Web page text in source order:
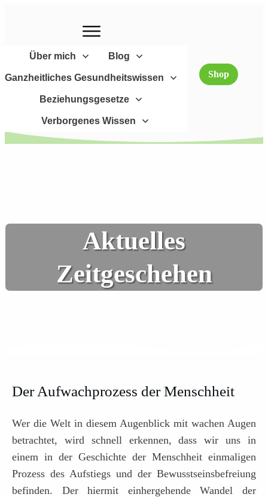
Über mich Blog
Ganzheitliches Gesundheitswissen
Beziehungsgesetze
Verborgenes Wissen
Shop
Aktuelles
Zeitgeschehen
Der Aufwachprozess der Menschheit
Wer die Welt in diesem Augenblick mit wachen Augen
betrachtet, wird schnell erkennen, dass wir uns in
einem in der Geschichte der Menschheit einmaligen
Prozess des Aufstiegs und der Bewusstseinsbefreiung
befinden. Der hiermit einhergehende Wandel der